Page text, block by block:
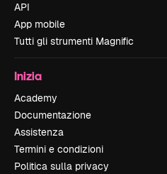
API
App mobile
Tutti gli strumenti Magnific
Inizia
Academy
Documentazione
Assistenza
Termini e condizioni
Politica sulla privacy